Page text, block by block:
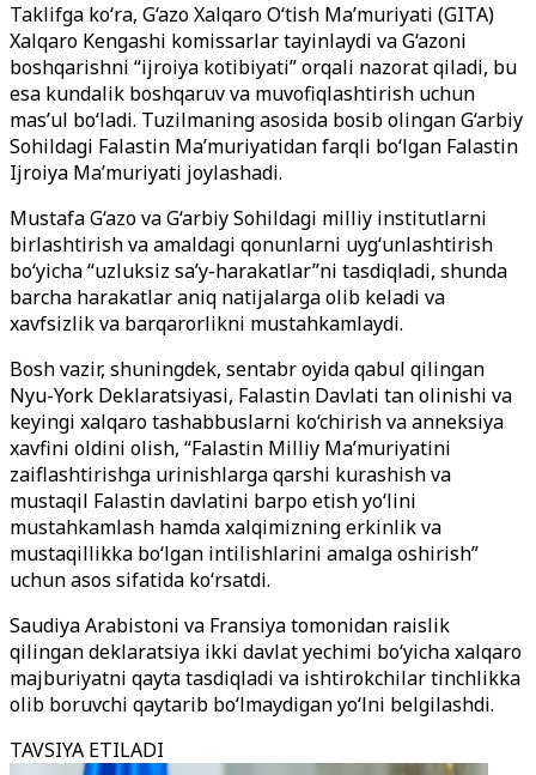
Taklifga ko‘ra, G‘azo Xalqaro O‘tish Ma’muriyati (GITA)
Xalqaro Kengashi komissarlar tayinlaydi va G‘azoni
boshqarishni “ijroiya kotibiyati” orqali nazorat qiladi, bu
esa kundalik boshqaruv va muvofiqlashtirish uchun
mas’ul bo‘ladi. Tuzilmaning asosida bosib olingan G‘arbiy
Sohildagi Falastin Ma’muriyatidan farqli bo‘lgan Falastin
Ijroiya Ma’muriyati joylashadi.
Mustafa G‘azo va G‘arbiy Sohildagi milliy institutlarni
birlashtirish va amaldagi qonunlarni uyg‘unlashtirish
bo‘yicha “uzluksiz sa’y-harakatlar”ni tasdiqladi, shunda
barcha harakatlar aniq natijalarga olib keladi va
xavfsizlik va barqarorlikni mustahkamlaydi.
Bosh vazir, shuningdek, sentabr oyida qabul qilingan
Nyu-York Deklaratsiyasi, Falastin Davlati tan olinishi va
keyingi xalqaro tashabbuslarni ko‘chirish va anneksiya
xavfini oldini olish, “Falastin Milliy Ma’muriyatini
zaiflashtirishga urinishlarga qarshi kurashish va
mustaqil Falastin davlatini barpo etish yo‘lini
mustahkamlash hamda xalqimizning erkinlik va
mustaqillikka bo‘lgan intilishlarini amalga oshirish”
uchun asos sifatida ko‘rsatdi.
Saudiya Arabistoni va Fransiya tomonidan raislik
qilingan deklaratsiya ikki davlat yechimi bo‘yicha xalqaro
majburiyatni qayta tasdiqladi va ishtirokchilar tinchlikka
olib boruvchi qaytarib bo‘lmaydigan yo‘lni belgilashdi.
TAVSIYA ETILADI